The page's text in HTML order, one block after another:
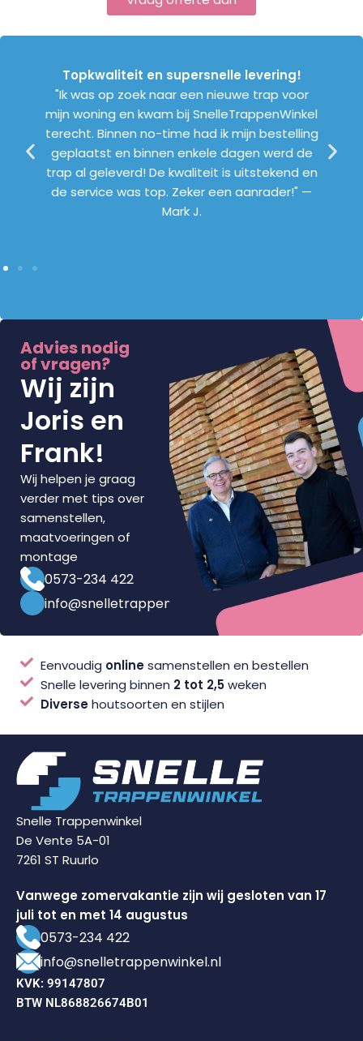
ook
Heel
Topkwaliteit en supersnelle levering!
"Ik was op zoek naar een nieuwe trap voor
mijn woning en kwam bij SnelleTrappenWinkel
terecht. Binnen no-time had ik mijn bestelling
geplaatst en binnen enkele dagen werd de
trap al geleverd! De kwaliteit is uitstekend en
de service was top. Zeker een aanrader!" —
Mark J.
werk
Advies nodig
of vragen?
Wij zijn
Joris en
Frank!
Wij helpen je graag
verder met tips over
samenstellen,
maatvoeringen of
montage
0573-234 422
info@snelletrappenwinkel.nl
Eenvoudig onlinesamenstellen en bestellen
Snelle levering binnen 2 tot 2,5weken
Diversehoutsoorten en stijlen
Snelle Trappenwinkel
De Vente 5A-01
7261 ST Ruurlo
Vanwege zomervakantie zijn wij gesloten van 17
juli tot en met 14 augustus
0573-234 422
info@snelletrappenwinkel.nl
KVK: 99147807
BTW NL868826674B01